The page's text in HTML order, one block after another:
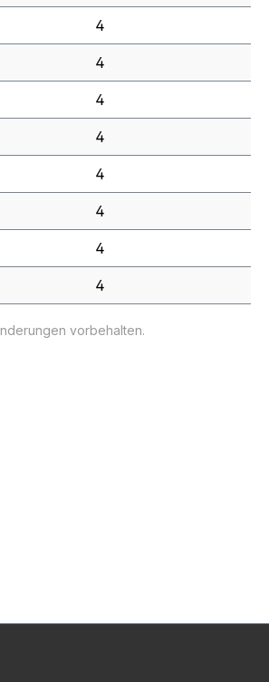
4
4
4
4
4
4
4
4
vorbehalten.